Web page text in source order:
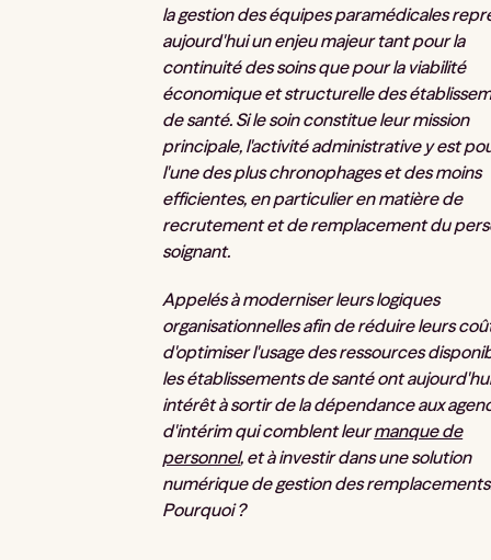
la gestion des équipes paramédicales
aujourd'hui un enjeu majeur tant pour la
continuité des soins que pour la viabilité
économique et structurelle des
de santé. Si le soin constitue leur mission
principale, l'activité administrative y est
l'une des plus chronophages et des moins
efficientes, en particulier en matière de
recrutement et de remplacement du
soignant.
Appelés à moderniser leurs logiques
organisationnelles afin de réduire leurs
d'optimiser l'usage des ressources
les établissements de santé ont
intérêt à sortir de la dépendance aux
d'intérim qui comblent leurmanque de
personnel, et à investir dans une solution
numérique de gestion des
Pourquoi ?